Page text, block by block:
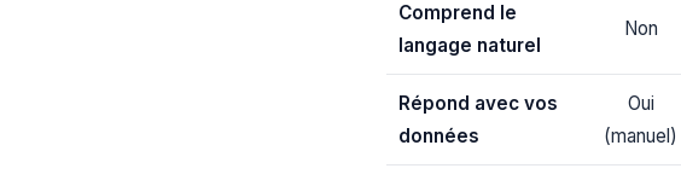
Comprend le
langage naturel
Non
Répond avec vos
données
Oui
(manuel)